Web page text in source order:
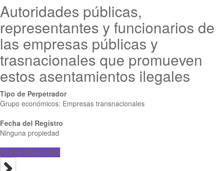
Autoridades públicas,
representantes y funcionarios de
las empresas públicas y
trasnacionales que promueven
estos asentamientos ilegales
Tipo de Perpetrador
Grupo económicos: Empresas transnacionales
Fecha del Registro
Ninguna propiedad
PERPETRADORES